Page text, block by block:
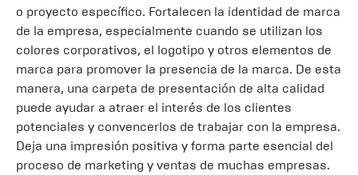
o proyecto específico. Fortalecen la identidad de marca
de la empresa, especialmente cuando se utilizan los
colores corporativos, el logotipo y otros elementos de
marca para promover la presencia de la marca. De esta
manera, una carpeta de presentación de alta calidad
puede ayudar a atraer el interés de los clientes
potenciales y convencerlos de trabajar con la empresa.
Deja una impresión positiva y forma parte esencial del
proceso de marketing y ventas de muchas empresas.